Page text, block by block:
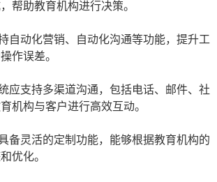
帮助教育机构进行决策。
自动化营销、自动化沟通等功能，提升工
作误差。
应支持多渠道沟通，包括电话、邮件、社
机构与客户进行高效互动。
备灵活的定制功能，能够根据教育机构的
优化。